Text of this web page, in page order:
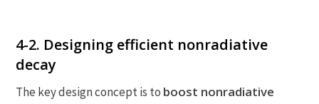
4-2. Designing efficient nonradiative
decay
The key design concept is to boost nonradiative